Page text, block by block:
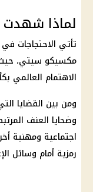
لماذا
تأتي الاحتجاجات
مكسيكو سيتي،
الاهتمام العالمي
ومن بين القضايا
وضحايا العنف
اجتماعية ومهنية
رمزية أمام وسائل